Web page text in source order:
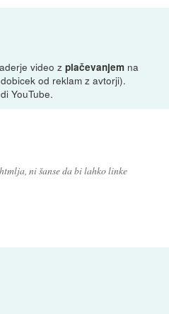
video zplačevanjem na
od reklam z avtorji).
YouTube.
ni šanse da bi lahko linke